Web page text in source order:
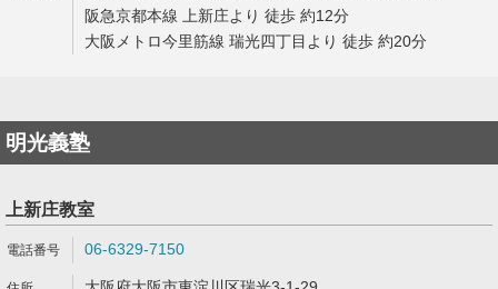
阪急京都本線 上新庄より 徒歩 約12分
大阪メトロ今里筋線 瑞光四丁目より 徒歩 約20分
明光義塾
上新庄教室
06-6329-7150